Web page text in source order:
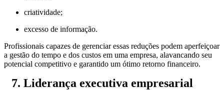
criatividade;
excesso de informação.
Profissionais capazes de gerenciar essas reduções podem aperfeiçoar
a gestão do tempo e dos custos em uma empresa, alavancando seu
potencial competitivo e garantido um ótimo retorno financeiro.
7. Liderança executiva empresarial